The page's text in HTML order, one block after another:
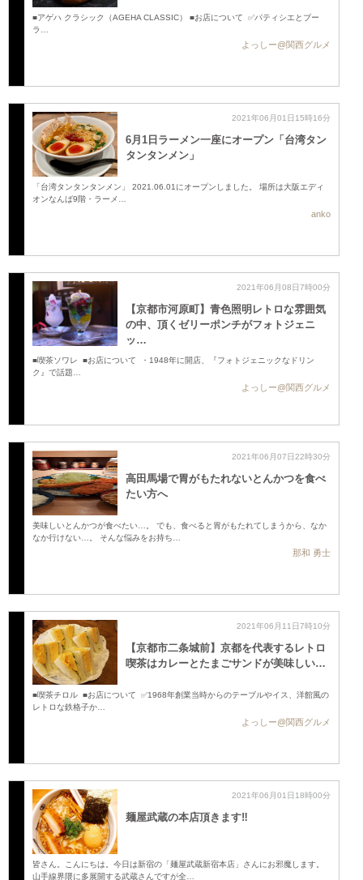
■アゲハ クラシック（AGEHA CLASSIC） ■お店について ✅パティシエとブー
ラ…
よっしー@関西グルメ
2021年06月01日15時16分
6月1日ラーメン一座にオープン「台湾タン
タンタンメン」
「台湾タンタンタンメン」 2021.06.01にオープンしました。 場所は大阪エディ
オンなんば9階・ラーメ…
anko
2021年06月08日7時00分
【京都市河原町】青色照明レトロな雰囲気
の中、頂くゼリーポンチがフォトジェニ
ッ…
■喫茶ソワレ ■お店について ・1948年に開店、『フォトジェニックなドリン
ク』で話題…
よっしー@関西グルメ
2021年06月07日22時30分
高田馬場で胃がもたれないとんかつを食べ
たい方へ
美味しいとんかつが食べたい…。 でも、食べると胃がもたれてしまうから、なか
なか行けない…。 そんな悩みをお持ち…
那和 勇士
2021年06月11日7時10分
【京都市二条城前】京都を代表するレトロ
喫茶はカレーとたまごサンドが美味しい …
■喫茶チロル ■お店について ✅1968年創業当時からのテーブルやイス、洋館風の
レトロな鉄格子か…
よっしー@関西グルメ
2021年06月01日18時00分
麺屋武蔵の本店頂きます‼️
皆さん。こんにちは。今日は新宿の「麺屋武蔵新宿本店」さんにお邪魔します。
山手線界隈に多展開する武蔵さんですが全…